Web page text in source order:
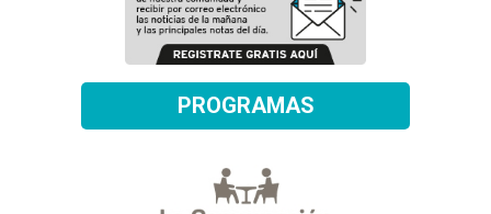
PROGRAMAS